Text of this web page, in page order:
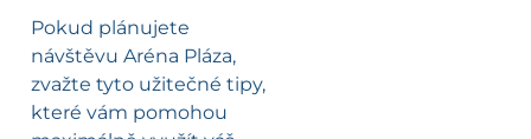
Pokud plánujete
návštěvu Aréna Pláza,
zvažte tyto užitečné tipy,
které vám pomohou